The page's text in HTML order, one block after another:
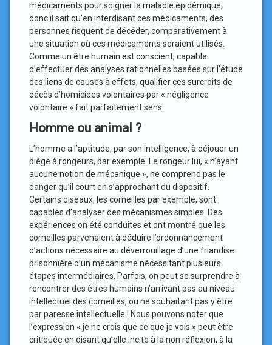
médicaments pour soigner la maladie épidémique,
donc il sait qu’en interdisant ces médicaments, des
personnes risquent de décéder, comparativement à
une situation où ces médicaments seraient utilisés.
Comme un être humain est conscient, capable
d’effectuer des analyses rationnelles basées sur l’étude
des liens de causes à effets, qualifier ces surcroits de
décès d’homicides volontaires par « négligence
volontaire » fait parfaitement sens.
Homme ou animal ?
L’homme a l’aptitude, par son intelligence, à déjouer un
piège à rongeurs, par exemple. Le rongeur lui, « n’ayant
aucune notion de mécanique », ne comprend pas le
danger qu’il court en s’approchant du dispositif.
Certains oiseaux, les corneilles par exemple, sont
capables d’analyser des mécanismes simples. Des
expériences on été conduites et ont montré que les
corneilles parvenaient à déduire l’ordonnancement
d’actions nécessaire au déverrouillage d’une friandise
prisonnière d’un mécanisme nécessitant plusieurs
étapes intermédiaires. Parfois, on peut se surprendre à
rencontrer des êtres humains n’arrivant pas au niveau
intellectuel des corneilles, ou ne souhaitant pas y être
par paresse intellectuelle ! Nous pouvons noter que
l’expression « je ne crois que ce que je vois » peut être
critiquée en disant qu’elle incite à la non réflexion, à la